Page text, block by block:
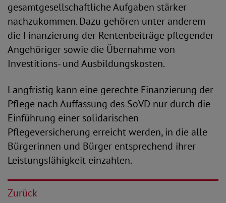
gesamtgesellschaftliche Aufgaben stärker
nachzukommen. Dazu gehören unter anderem
die Finanzierung der Rentenbeiträge pflegender
Angehöriger sowie die Übernahme von
Investitions- und Ausbildungskosten.
Langfristig kann eine gerechte Finanzierung der
Pflege nach Auffassung des SoVD nur durch die
Einführung einer solidarischen
Pflegeversicherung erreicht werden, in die alle
Bürgerinnen und Bürger entsprechend ihrer
Leistungsfähigkeit einzahlen.
Zurück